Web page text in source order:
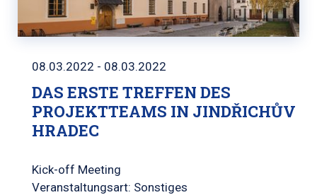
08.03.2022 - 08.03.2022
DAS ERSTE TREFFEN DES
PROJEKTTEAMS IN JINDŘICHŮV
HRADEC
Kick-off Meeting
Veranstaltungsart: Sonstiges